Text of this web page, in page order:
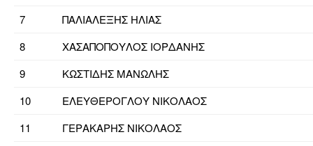
7
ΠΑΛΙΑΛΕΞΗΣ ΗΛΙΑΣ
8
ΧΑΣΑΠΟΠΟΥΛΟΣ ΙΟΡΔΑΝΗΣ
9
ΚΩΣΤΙΔΗΣ ΜΑΝΩΛΗΣ
10
ΕΛΕΥΘΕΡΟΓΛΟΥ ΝΙΚΟΛΑΟΣ
11
ΓΕΡΑΚΑΡΗΣ ΝΙΚΟΛΑΟΣ